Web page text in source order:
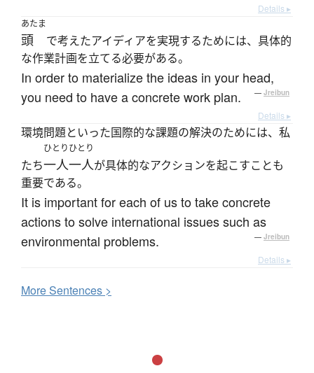
Details ▸
あたま
頭
で考えたアイディアを実現するためには、具体的
な作業計画を立てる必要がある。
In order to materialize the ideas in your head,
you need to have a concrete work plan.
— Jreibun
Details ▸
環境問題といった国際的な課題の解決のためには、私
たち
ひとりひとり
一人一人が具体的なアクションを起こすことも
重要である。
It is important for each of us to take concrete
actions to solve international issues such as
environmental problems.
— Jreibun
Details ▸
MoreSentences >